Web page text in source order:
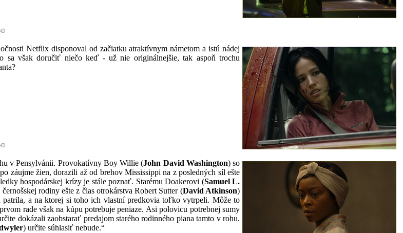
Netflix disponoval od začiatku atraktívnym námetom a istú nádej
sa však doručiť niečo keď - už nie originálnejšie, tak aspoň trochu
v Pensylvánii. Provokatívny Boy Willie (John David Washington) so
záujme žien, dorazili až od brehov Mississippi na z posledných síl ešte
hospodárskej krízy je stále poznať. Starému Doakerovi (Samuel L.
rodiny ešte z čias otrokárstva Robert Sutter (David Atkinson)
a na ktorej si toho ich vlastní predkovia toľko vytrpeli. Môže to
rade však na kúpu potrebuje peniaze. Asi polovicu potrebnej sumy
dokázali zaobstarať predajom starého rodinného piana tamto v rohu.
) určite súhlasiť nebude.“